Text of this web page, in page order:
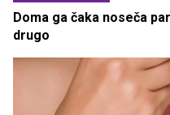
Doma ga čaka noseča
drugo